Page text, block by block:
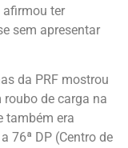
afirmou ter
sem apresentar
da PRF mostrou
de carga na
também era
76ª DP (Centro de